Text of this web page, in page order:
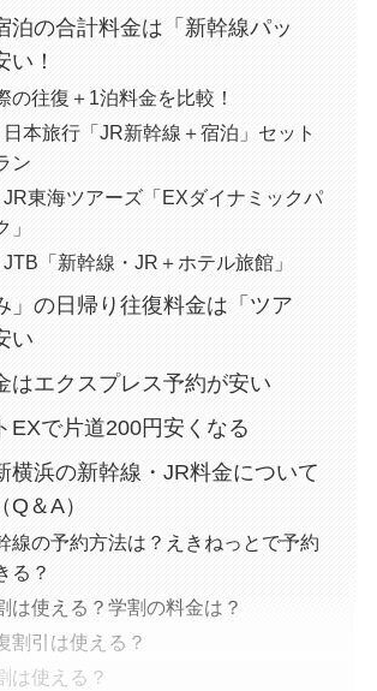
泊の合計料金は「新幹線パッ
い！
の往復＋1泊料金を比較！
日本旅行「JR新幹線＋宿泊」セット
ン
JR東海ツアーズ「EXダイナミックパ
」
「新幹線・JR＋ホテル旅館」
」の日帰り往復料金は「ツア
い
はエクスプレス予約が安い
EXで片道200円安くなる
横浜の新幹線・JR料金について
＆A）
線の予約方法は？えきねっとで予約
る？
は使える？学割の料金は？
割引は使える？
は使える？